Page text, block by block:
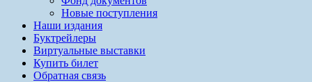
Новые поступления
Наши издания
Буктрейлеры
Виртуальные выставки
Купить билет
Обратная связь